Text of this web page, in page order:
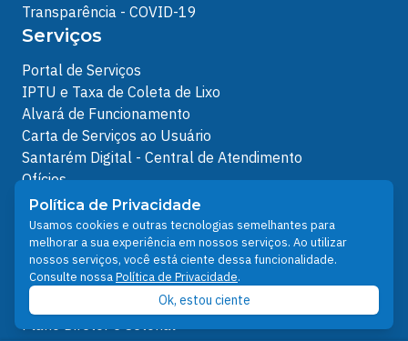
Transparência - COVID-19
Serviços
Portal de Serviços
IPTU e Taxa de Coleta de Lixo
Alvará de Funcionamento
Carta de Serviços ao Usuário
Santarém Digital - Central de Atendimento
Ofícios
Protocolos Servidor
Protocolos
Análises de Projetos
Outros Links
Licenciamento Ambiental
Política de Privacidade
Usamos cookies e outras tecnologias semelhantes para
melhorar a sua experiência em nossos serviços. Ao utilizar
nossos serviços, você está ciente dessa funcionalidade.
Consulte nossaPolítica de Privacidade.
Ok, estou ciente